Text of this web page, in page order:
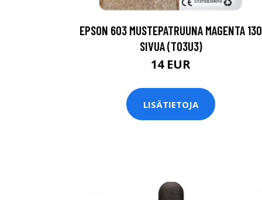
EPSON 603 MUSTEPATRUUNA MAGENTA 130
SIVUA (T03U3)
14 EUR
LISÄTIETOJA